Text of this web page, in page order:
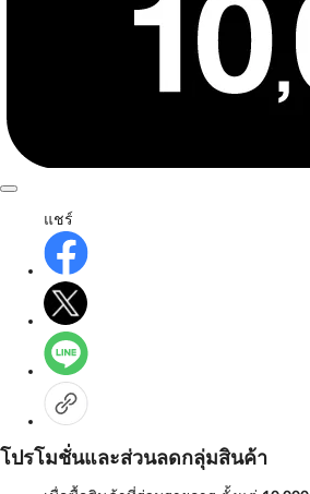
แชร์
โปรโมชั่นและส่วนลดกลุ่มสินค้า